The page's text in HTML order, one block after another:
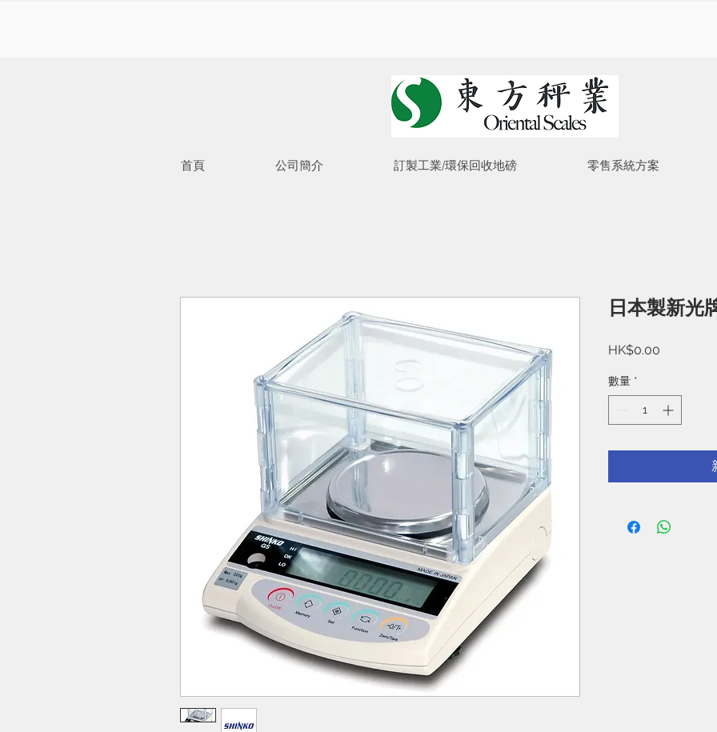
首頁 公司簡介 訂製工業/環保回收地磅 零售系統方案
日本製新光
HK$0.00價
數量 *